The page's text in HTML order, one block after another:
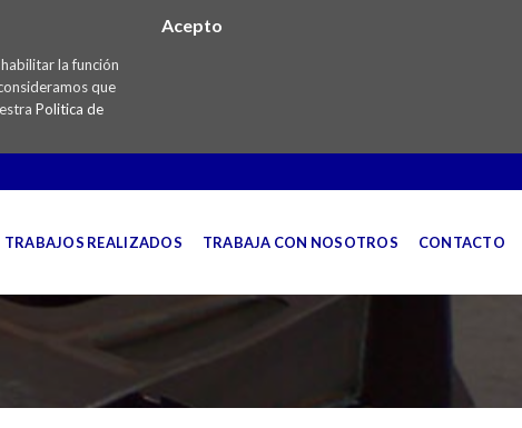
la función
que
Politica de
Acepto
TRABAJOS REALIZADOS TRABAJA CON NOSOTROS CONTACTO